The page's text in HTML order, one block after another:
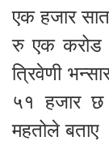
एक हजार
रु एक करोड
त्रिवेणी
५१ हजार
महतोले बताए